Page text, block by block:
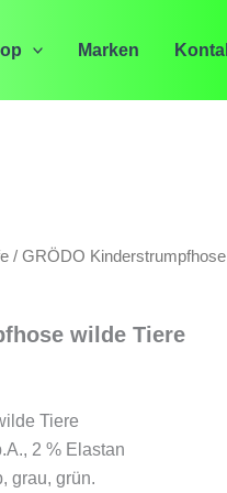
Marken
/ GRÖDO
wilde Tiere
Tiere
2 % Elastan
grau, grün.